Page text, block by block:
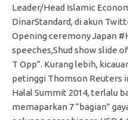
Leader/Head Islamic
DinarStandard, di akun Twitternya
Opening ceremony Japan
speeches,Shud show slide
T Opp”. Kurang lebih,
petinggi Thomson Reuters
Halal Summit 2014, terlalu
memaparkan 7 “bagian”